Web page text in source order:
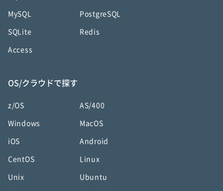
MySQL PostgreSQL
SQLite Redis
Access
OS/クラウドで探す
z/OS AS/400
Windows MacOS
iOS Android
CentOS Linux
Unix Ubuntu